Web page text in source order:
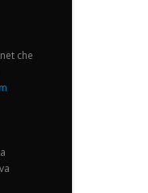
che